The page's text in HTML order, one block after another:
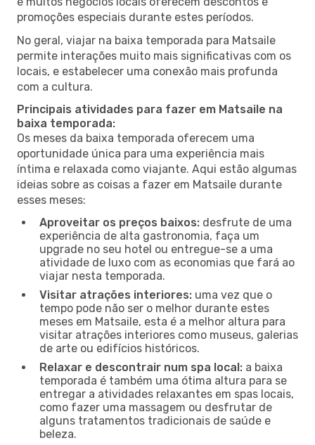
promoções especiais durante estes períodos.
No geral, viajar na baixa temporada para Matsaile
permite interações muito mais significativas com os
locais, e estabelecer uma conexão mais profunda
com a cultura.
Principais atividades para fazer em Matsaile na
baixa temporada:
Os meses da baixa temporada oferecem uma
oportunidade única para uma experiência mais
íntima e relaxada como viajante. Aqui estão algumas
ideias sobre as coisas a fazer em Matsaile durante
esses meses:
Aproveitar os preços baixos: desfrute de uma
experiência de alta gastronomia, faça um
upgrade no seu hotel ou entregue-se a uma
atividade de luxo com as economias que fará ao
viajar nesta temporada.
Visitar atrações interiores: uma vez que o
tempo pode não ser o melhor durante estes
meses em Matsaile, esta é a melhor altura para
visitar atrações interiores como museus, galerias
de arte ou edifícios históricos.
Relaxar e descontrair num spa local: a baixa
temporada é também uma ótima altura para se
entregar a atividades relaxantes em spas locais,
como fazer uma massagem ou desfrutar de
alguns tratamentos tradicionais de saúde e
beleza.